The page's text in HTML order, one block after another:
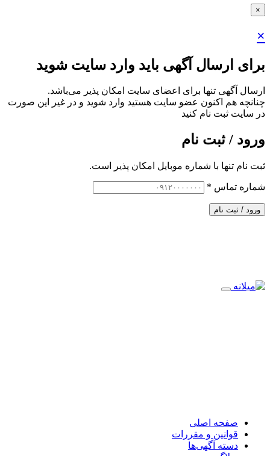
×
×
برای ارسال آگهی باید وارد سایت شوید
ارسال آگهی تنها برای اعضای سایت امکان پذیر می‌باشد.
چنانچه هم‌ اکنون عضو سایت هستید وارد شوید و در غیر این صورت
در سایت ثبت نام کنید
ورود / ثبت نام
ثبت نام تنها با شماره موبایل امکان پذیر است.
شماره تماس *
ورود / ثبت نام
صفحه اصلی
قوانین و مقررات
دسته آگهی‌ها